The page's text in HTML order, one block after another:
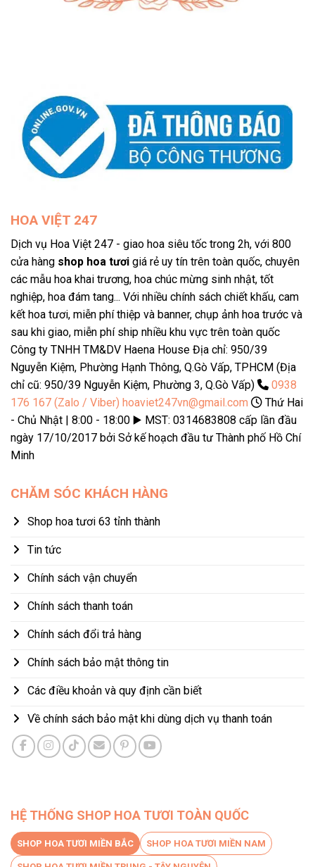
HOA VIỆT 247
Dịch vụ Hoa Việt 247 - giao hoa siêu tốc trong 2h, với 800
cửa hàng shop hoa tươi giá rẻ uy tín trên toàn quốc, chuyên
các mẫu hoa khai trương, hoa chúc mừng sinh nhật, tốt
nghiệp, hoa đám tang... Với nhiều chính sách chiết khấu, cam
kết hoa tươi, miễn phí thiệp và banner, chụp ảnh hoa trước và
sau khi giao, miễn phí ship nhiều khu vực trên toàn quốc
Công ty TNHH TM&DV Haena House Địa chỉ: 950/39
Nguyễn Kiệm, Phường Hạnh Thông, Q.Gò Vấp, TPHCM (Địa
chỉ cũ: 950/39 Nguyễn Kiệm, Phường 3, Q.Gò Vấp)
0938
176 167 (Zalo / Viber) hoaviet247vn@gmail.com
Thứ Hai
- Chủ Nhật | 8:00 - 18:00 ▶️ MST: 0314683808 cấp lần đầu
ngày 17/10/2017 bởi Sở kế hoạch đầu tư Thành phố Hồ Chí
Minh
CHĂM SÓC KHÁCH HÀNG
Shop hoa tươi 63 tỉnh thành
Tin tức
Chính sách vận chuyển
Chính sách thanh toán
Chính sách đổi trả hàng
Chính sách bảo mật thông tin
Các điều khoản và quy định cần biết
Về chính sách bảo mật khi dùng dịch vụ thanh toán
HỆ THỐNG SHOP HOA TƯƠI TOÀN QUỐC
SHOP HOA TƯƠI MIỀN BẮC SHOP HOA TƯƠI MIỀN NAM